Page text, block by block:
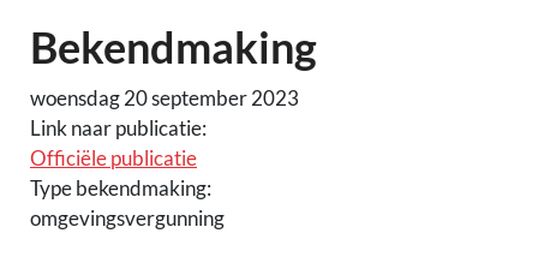
Bekendmaking
woensdag 20 september 2023
Link naar publicatie:
Officiële publicatie
Type bekendmaking:
omgevingsvergunning